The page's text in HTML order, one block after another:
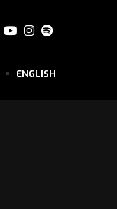
ENGLISH